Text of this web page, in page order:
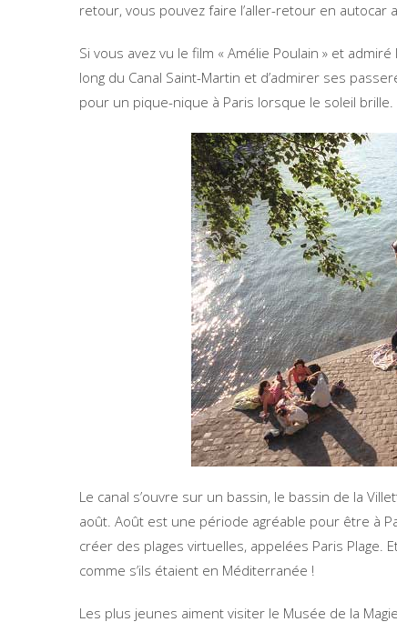
retour, vous pouvez faire l’aller-retour en autocar
Si vous avez vu le film « Amélie Poulain » et
long du Canal Saint-Martin et d’admirer ses
pour un pique-nique à Paris lorsque le soleil brille.
Le canal s’ouvre sur un bassin, le bassin de la
août. Août est une période agréable pour être à
créer des plages virtuelles, appelées Paris
comme s’ils étaient en Méditerranée !
Les plus jeunes aiment visiter le Musée de la